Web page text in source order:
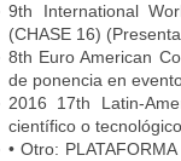
9th International
(CHASE 16)
8th Euro American
de ponencia en
2016 17th Latin-
científico o
• Otro: